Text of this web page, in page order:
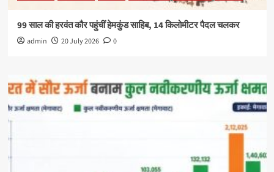
99 साल की हरवंत कौर पहुंचीं हेमकुंड साहिब, 14 किलोमीटर पैदल चलकर
admin 20 July 2026 0